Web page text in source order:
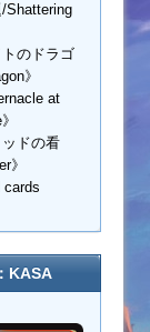
Shattering
のドラゴ
》
at
ドの看
》
cards
KASA